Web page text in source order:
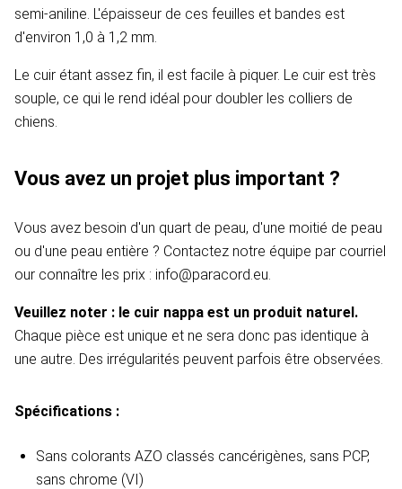
semi-aniline. L'épaisseur de ces feuilles et bandes est
d'environ 1,0 à 1,2 mm.
Le cuir étant assez fin, il est facile à piquer. Le cuir est très
souple, ce qui le rend idéal pour doubler les colliers de
chiens.
Vous avez un projet plus important ?
Vous avez besoin d'un quart de peau, d'une moitié de peau
ou d'une peau entière ? Contactez notre équipe par courriel
our connaître les prix : info@paracord.eu.
Veuillez noter : le cuir nappa est un produit naturel.
Chaque pièce est unique et ne sera donc pas identique à
une autre. Des irrégularités peuvent parfois être observées.
Spécifications :
Sans colorants AZO classés cancérigènes, sans PCP,
sans chrome (VI)